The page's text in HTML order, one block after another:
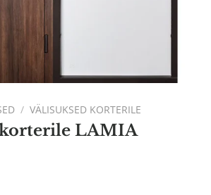
/ VÄLISUKSED KORTERILE
LAMIA